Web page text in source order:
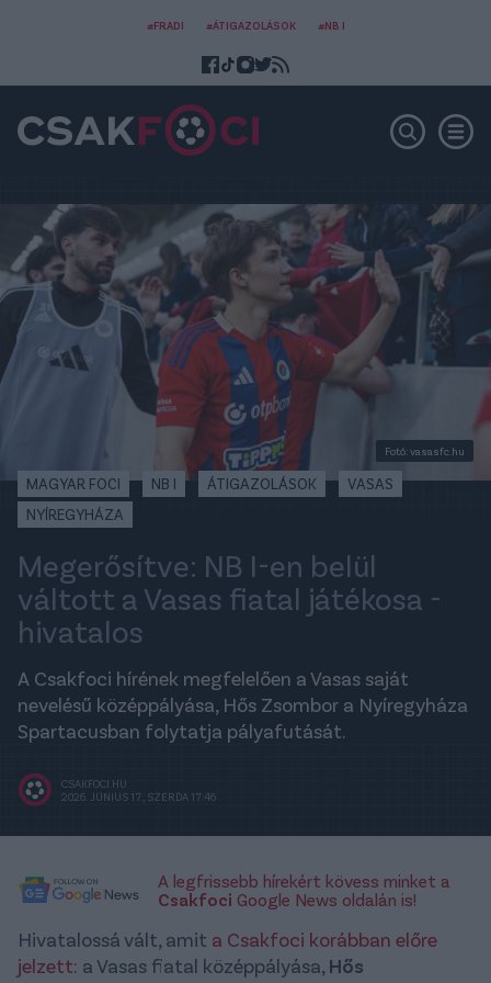
#FRADI #ÁTIGAZOLÁSOK #NB I
Fotó: vasasfc.hu
MAGYAR FOCI NB I ÁTIGAZOLÁSOK
VASAS
NYÍREGYHÁZA
Megerősítve: NB I-en belül
váltott a Vasas fiatal játékosa -
hivatalos
A Csakfoci hírének megfelelően a Vasas saját
nevelésű középpályása, Hős Zsombor a Nyíregyháza
Spartacusban folytatja pályafutását.
CSAKFOCI.HU
2026. JÚNIUS 17., SZERDA 17:46
A legfrissebb hírekért kövess minket a
Csakfoci Google News oldalán is!
Hivatalossá vált, amit a Csakfoci korábban előre
jelzett: a Vasas fiatal középpályása, Hős